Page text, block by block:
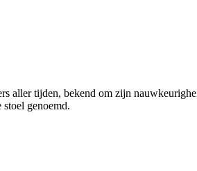
aller tijden, bekend om zijn
genoemd.